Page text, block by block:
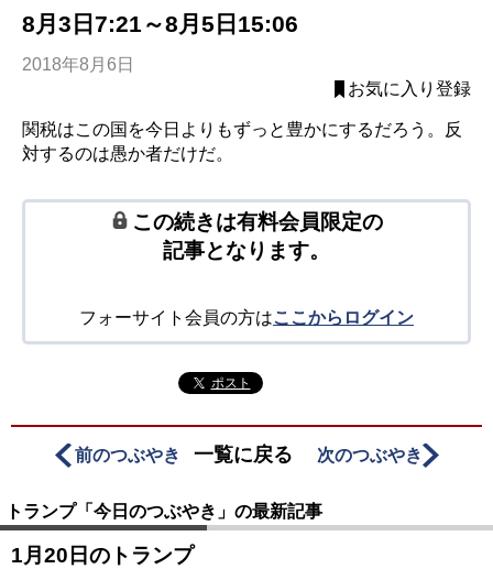
8月3日7:21～8月5日15:06
2018年8月6日
お気に入り登録
関税はこの国を今日よりもずっと豊かにするだろう。反
対するのは愚か者だけだ。
この続きは有料会員限定の
記事となります。
フォーサイト会員の方はここからログイン
ポスト
前のつぶやき 一覧に戻る 次のつぶやき
トランプ「今日のつぶやき」の最新記事
1月20日のトランプ